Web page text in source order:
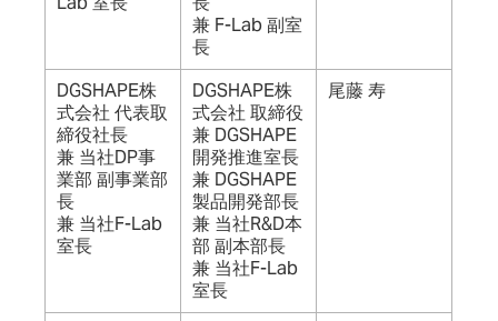
兼 F-Lab 副室
長
DGSHAPE株
式会社 代表取
締役社長
兼 当社DP事
業部 副事業部
長
兼 当社F-Lab
室長
DGSHAPE株
式会社 取締役
兼 DGSHAPE
開発推進室長
兼 DGSHAPE
製品開発部長
兼 当社R&D本
部 副本部長
兼 当社F-Lab
室長
尾藤 寿